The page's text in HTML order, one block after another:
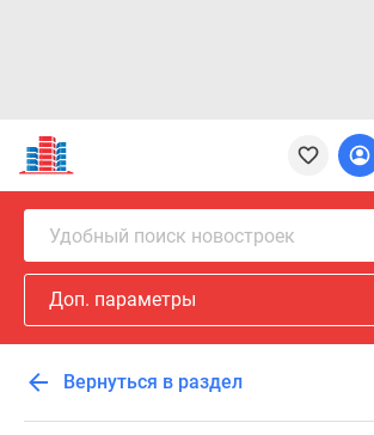
Новостройки
Квартиры
Ипотека
Новостройки
Москвы
Новостройки
Подмосковья
Новостройки
Москвы
Готовые
Удобный поиск новостроек
Доп. параметры
Вернуться в раздел